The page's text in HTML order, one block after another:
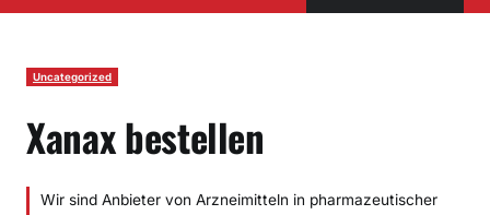
Uncategorized
Xanax bestellen
Wir sind Anbieter von Arzneimitteln in pharmazeutischer